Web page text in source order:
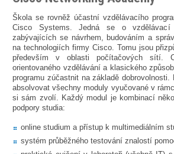
Škola se rovněž účastní vzdělávacího
Cisco Systems. Jedná se o vzdělávací
zabývajících se návrhem, budováním a
na technologiích firmy Cisco. Tomu jsou
především v oblasti počítačových sítí.
orientovaného vzdělávání a klasického
programu zúčastnit na základě
absolvovat všechny moduly vyučované v
si sám zvolí. Každý modul je kombinací
podpory studia:
online studium a přístup k multimediálním
systém průběžného testování znalostí